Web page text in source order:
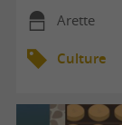
Arette
Culture